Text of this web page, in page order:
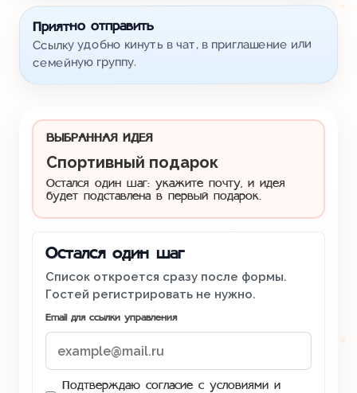
Приятно отправить
Ссылку удобно кинуть в чат, в приглашение или
семейную группу.
ВЫБРАННАЯ ИДЕЯ
Спортивный подарок
Остался один шаг: укажите почту, и идея
будет подставлена в первый подарок.
Остался один шаг
Список откроется сразу после формы.
Гостей регистрировать не нужно.
Email для ссылки управления
Подтверждаю согласие с условиями и